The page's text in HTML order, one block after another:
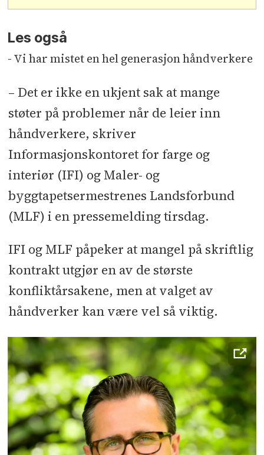
Les også
- Vi har mistet en hel generasjon håndverkere
– Det er ikke en ukjent sak at mange
støter på problemer når de leier inn
håndverkere, skriver
Informasjonskontoret for farge og
interiør (IFI) og Maler- og
byggtapetsermestrenes Landsforbund
(MLF) i en pressemelding tirsdag.
IFI og MLF påpeker at mangel på skriftlig
kontrakt utgjør en av de største
konfliktårsakene, men at valget av
håndverker kan være vel så viktig.